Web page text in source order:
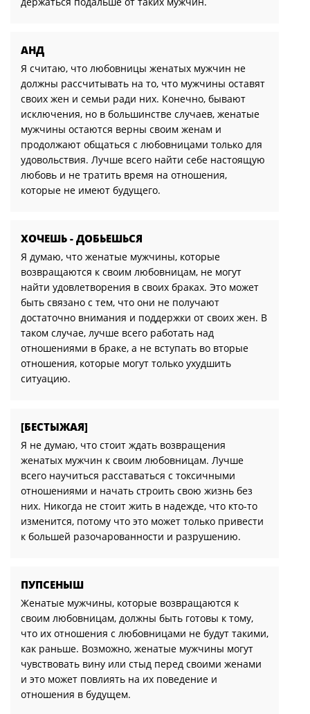
АНД
Я считаю, что любовницы женатых мужчин не
должны рассчитывать на то, что мужчины оставят
своих жен и семьи ради них. Конечно, бывают
исключения, но в большинстве случаев, женатые
мужчины остаются верны своим женам и
продолжают общаться с любовницами только для
удовольствия. Лучше всего найти себе настоящую
любовь и не тратить время на отношения,
которые не имеют будущего.
ХОЧЕШЬ - ДОБЬЕШЬСЯ
Я думаю, что женатые мужчины, которые
возвращаются к своим любовницам, не могут
найти удовлетворения в своих браках. Это может
быть связано с тем, что они не получают
достаточно внимания и поддержки от своих жен. В
таком случае, лучше всего работать над
отношениями в браке, а не вступать во вторые
отношения, которые могут только ухудшить
ситуацию.
[БЕСTЫЖАЯ]
Я не думаю, что стоит ждать возвращения
женатых мужчин к своим любовницам. Лучше
всего научиться расставаться с токсичными
отношениями и начать строить свою жизнь без
них. Никогда не стоит жить в надежде, что кто-то
изменится, потому что это может только привести
к большей разочарованности и разрушению.
ПУПСЕНЫШ
Женатые мужчины, которые возвращаются к
своим любовницам, должны быть готовы к тому,
что их отношения с любовницами не будут такими,
как раньше. Возможно, женатые мужчины могут
чувствовать вину или стыд перед своими женами
и это может повлиять на их поведение и
отношения в будущем.